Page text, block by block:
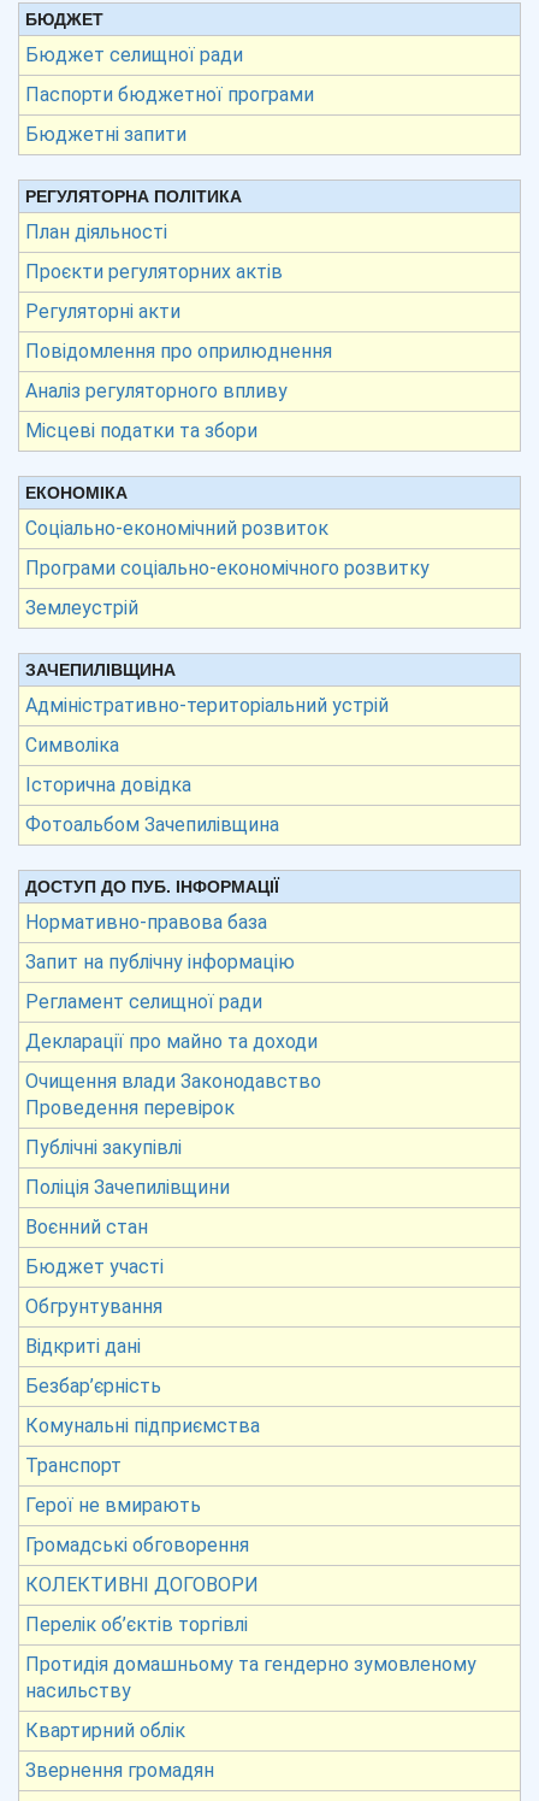
БЮДЖЕТ
Бюджет селищної ради
Паспорти бюджетної програми
Бюджетні запити
РЕГУЛЯТОРНА ПОЛІТИКА
План діяльності
Проєкти регуляторних актів
Регуляторні акти
Повідомлення про оприлюднення
Аналіз регуляторного впливу
Місцеві податки та збори
ЕКОНОМІКА
Соціально-економічний розвиток
Програми соціально-економічного розвитку
Землеустрій
ЗАЧЕПИЛІВЩИНА
Адміністративно-територіальний устрій
Символіка
Історична довідка
Фотоальбом Зачепилівщина
ДОСТУП ДО ПУБ. ІНФОРМАЦІЇ
Нормативно-правова база
Запит на публічну інформацію
Регламент селищної ради
Декларації про майно та доходи
Очищення влади Законодавство
Проведення перевірок
Публічні закупівлі
Поліція Зачепилівщини
Воєнний стан
Бюджет участі
Обгрунтування
Відкриті дані
Безбар’єрність
Комунальні підприємства
Транспорт
Герої не вмирають
Громадські обговорення
КОЛЕКТИВНІ ДОГОВОРИ
Перелік об’єктів торгівлі
Протидія домашньому та гендерно зумовленому
насильству
Квартирний облік
Звернення громадян